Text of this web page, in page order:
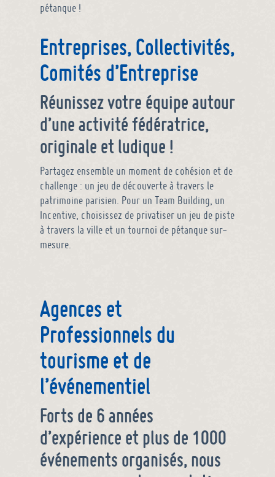
pétanque !
Entreprises, Collectivités,
Comités d’Entreprise
Réunissez votre équipe autour
d’une activité fédératrice,
originale et ludique !
Partagez ensemble un moment de cohésion et de
challenge : un jeu de découverte à travers le
patrimoine parisien. Pour un Team Building, un
Incentive, choisissez de privatiser un jeu de piste
à travers la ville et un tournoi de pétanque sur-
mesure.
Agences et
Professionnels du
tourisme et de
l’événementiel
Forts de 6 années
d’expérience et plus de 1000
événements organisés, nous